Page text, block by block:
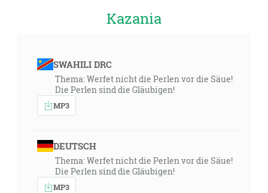
Kazania
SWAHILI DRC
Thema: Werfet nicht die Perlen vor die Säue!
Die Perlen sind die Gläubigen!
MP3
DEUTSCH
Thema: Werfet nicht die Perlen vor die Säue!
Die Perlen sind die Gläubigen!
MP3